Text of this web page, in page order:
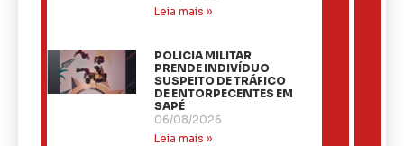
Leia mais »
​POLÍCIA MILITAR
PRENDE INDIVÍDUO
SUSPEITO DE TRÁFICO
DE ENTORPECENTES EM
SAPÉ
06/08/2026
Leia mais »